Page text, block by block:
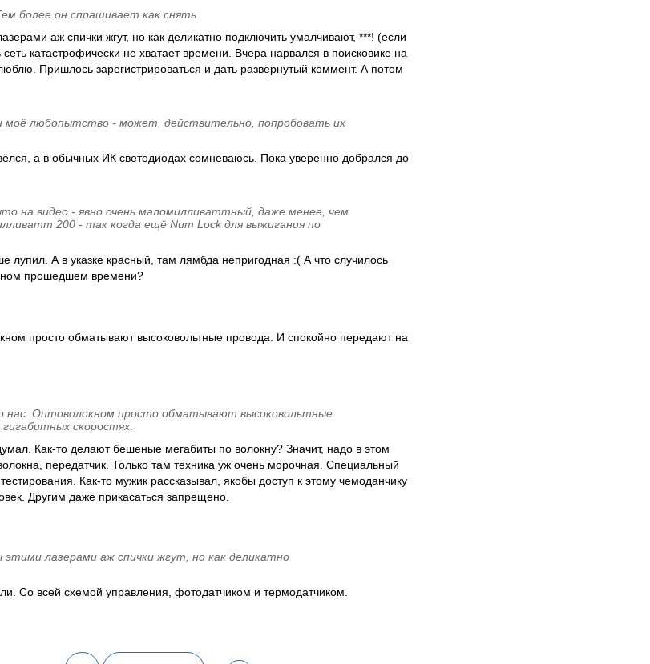
более он спрашивает как снять
аж спички жгут, но как деликатно подключить умалчивают, ***! (если
катастрофически не хватает времени. Вчера нарвался в поисковике на
Пришлось зарегистрироваться и дать развёрнутый коммент. А потом
моё любопытство - может, действительно, попробовать их
а в обычных ИК светодиодах сомневаюсь. Пока уверенно добрался до
на видео - явно очень маломилливаттный, даже менее, чем
200 - так когда ещё Num Lock для выжигания по
лупил. А в указке красный, там лямбда непригодная :( А что случилось
прошедшем времени?
просто обматывают высоковольтные провода. И спокойно передают на
нас. Оптоволокном просто обматывают высоковольтные
скоростях.
Как-то делают бешеные мегабиты по волокну? Значит, надо в этом
передатчик. Только там техника уж очень морочная. Специальный
Как-то мужик рассказывал, якобы доступ к этому чемоданчику
Другим даже прикасаться запрещено.
лазерами аж спички жгут, но как деликатно
Со всей схемой управления, фотодатчиком и термодатчиком.